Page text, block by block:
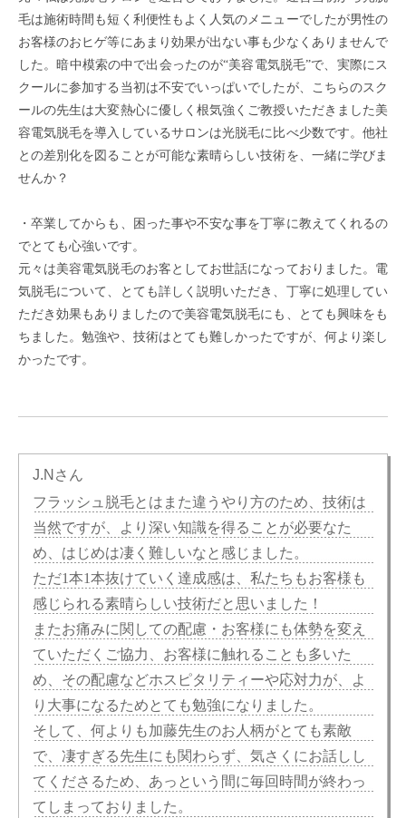
毛は施術時間も短く利便性もよく人気のメニューでしたが男性の
お客様のおヒゲ等にあまり効果が出ない事も少なくありませんで
した。暗中模索の中で出会ったのが“美容電気脱毛”で、実際にス
クールに参加する当初は不安でいっぱいでしたが、こちらのスク
ールの先生は大変熱心に優しく根気強くご教授いただきました美
容電気脱毛を導入しているサロンは光脱毛に比べ少数です。他社
との差別化を図ることが可能な素晴らしい技術を、一緒に学びま
せんか？
・卒業してからも、困った事や不安な事を丁寧に教えてくれるの
でとても心強いです。
元々は美容電気脱毛のお客としてお世話になっておりました。電
気脱毛について、とても詳しく説明いただき、丁寧に処理してい
ただき効果もありましたので美容電気脱毛にも、とても興味をも
ちました。勉強や、技術はとても難しかったですが、何より楽し
かったです。
J.Nさん
フラッシュ脱毛とはまた違うやり方のため、技術は
当然ですが、より深い知識を得ることが必要なた
め、はじめは凄く難しいなと感じました。
ただ1本1本抜けていく達成感は、私たちもお客様も
感じられる素晴らしい技術だと思いました！
またお痛みに関しての配慮・お客様にも体勢を変え
ていただくご協力、お客様に触れることも多いた
め、その配慮などホスピタリティーや応対力が、よ
り大事になるためとても勉強になりました。
そして、何よりも加藤先生のお人柄がとても素敵
で、凄すぎる先生にも関わらず、気さくにお話しし
てくださるため、あっという間に毎回時間が終わっ
てしまっておりました。